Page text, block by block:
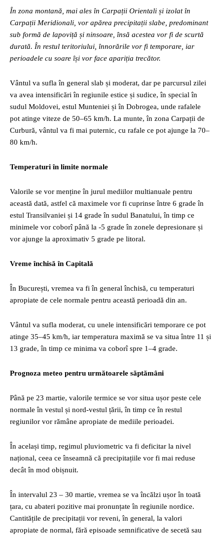
În zona montană, mai ales în Carpații Orientali și izolat în
Carpații Meridionali, vor apărea precipitații slabe, predominant
sub formă de lapoviță și ninsoare, însă acestea vor fi de scurtă
durată. În restul teritoriului, înnorările vor fi temporare, iar
perioadele cu soare își vor face apariția trecător.
Vântul va sufla în general slab și moderat, dar pe parcursul zilei
va avea intensificări în regiunile estice și sudice, în special în
sudul Moldovei, estul Munteniei și în Dobrogea, unde rafalele
pot atinge viteze de 50–65 km/h. La munte, în zona Carpații de
Curbură, vântul va fi mai puternic, cu rafale ce pot ajunge la 70–
80 km/h.
Temperaturi în limite normale
Valorile se vor menține în jurul mediilor multianuale pentru
această dată, astfel că maximele vor fi cuprinse între 6 grade în
estul Transilvaniei și 14 grade în sudul Banatului, în timp ce
minimele vor coborî până la -5 grade în zonele depresionare și
vor ajunge la aproximativ 5 grade pe litoral.
Vreme închisă în Capitală
În București, vremea va fi în general închisă, cu temperaturi
apropiate de cele normale pentru această perioadă din an.
Vântul va sufla moderat, cu unele intensificări temporare ce pot
atinge 35–45 km/h, iar temperatura maximă se va situa între 11 și
13 grade, în timp ce minima va coborî spre 1–4 grade.
Prognoza meteo pentru următoarele săptămâni
Până pe 23 martie, valorile termice se vor situa ușor peste cele
normale în vestul și nord-vestul țării, în timp ce în restul
regiunilor vor rămâne apropiate de mediile perioadei.
În același timp, regimul pluviometric va fi deficitar la nivel
național, ceea ce înseamnă că precipitațiile vor fi mai reduse
decât în mod obișnuit.
În intervalul 23 – 30 martie, vremea se va încălzi ușor în toată
țara, cu abateri pozitive mai pronunțate în regiunile nordice.
Cantitățile de precipitații vor reveni, în general, la valori
apropiate de normal, fără episoade semnificative de secetă sau